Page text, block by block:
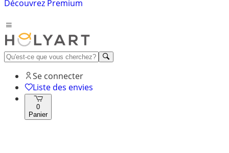
Découvrez Premium
Se connecter
Liste des envies
0
Panier